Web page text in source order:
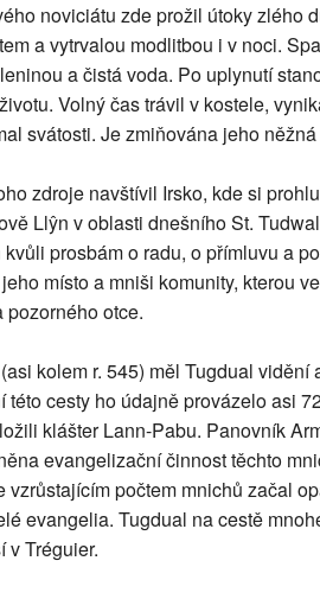
noviciátu zde prožil útoky zlého
a vytrvalou modlitbou i v noci.
a čistá voda. Po uplynutí
Volný čas trávil v kostele,
svátosti. Je zmiňována jeho
zdroje navštívil Irsko, kde si
Llŷn v oblasti dnešního St.
prosbám o radu, o přímluvu a
místo a mniši komunity, kterou
pozorného otce.
kolem r. 545) měl Tugdual
této cesty ho údajně provázelo asi
klášter Lann-Pabu. Panovník
evangelizační činnost těchto
vzrůstajícím počtem mnichů začal
evangelia. Tugdual na cestě
v Tréguier.